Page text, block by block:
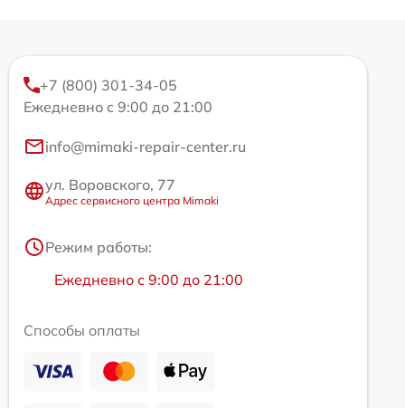
+7 (800) 301-34-05
Ежедневно с 9:00 до 21:00
info@mimaki-repair-center.ru
ул. Воровского, 77
Адрес сервисного центра Mimaki
Режим работы:
Ежедневно с 9:00 до 21:00
Способы оплаты